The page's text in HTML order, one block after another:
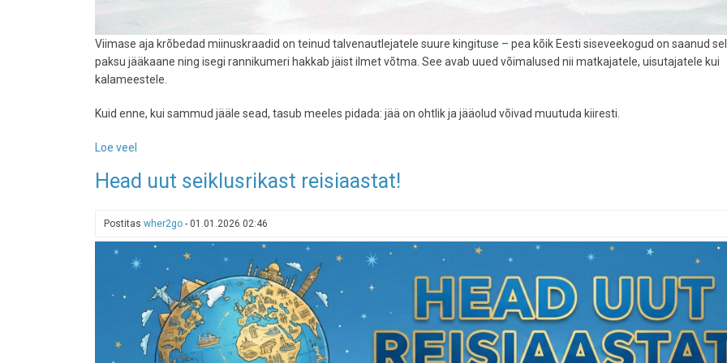
Viimase aja krõbedad miinuskraadid on teinud talvenautlejatele suure kingituse – pea kõik Eesti siseveekogud on saanud
paksu jääkaane ning isegi rannikumeri hakkab jäist ilmet võtma. See avab uued võimalused nii matkajatele, uisutajatele kui
kalameestele.
Kuid enne, kui sammud jääle sead, tasub meeles pidada: jää on ohtlik ja jääolud võivad muutuda kiiresti.
Loe veel
pakane
veekogud:
kuidas
jääl
ellu
jääda?
Head uut seiklusrikast reisiaastat!
Postitas wher2go - 01.01.2026 02:46